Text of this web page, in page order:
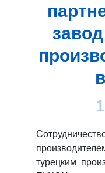
турецким